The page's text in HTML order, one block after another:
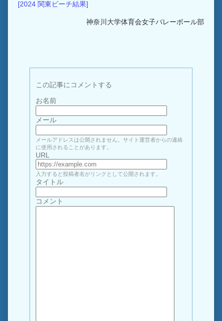
[2024 関東ビーチ結果]
神奈川大学体育会女子バレーボール部
この記事にコメントする
お名前
メール
メールアドレスは公開されません。サイト運営者からの連絡
に使用されることがあります。
URL
入力すると投稿者名がリンクとして公開されます。
タイトル
コメント